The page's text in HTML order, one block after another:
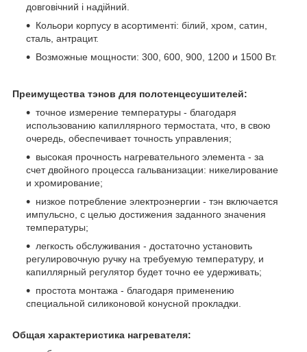
довговічний і надійний.
Кольори корпусу в асортименті: білий, хром, сатин,
сталь, антрацит.
Возможные мощности: 300, 600, 900, 1200 и 1500 Вт.
Преимущества тэнов для полотенцесушителей:
точное измерение температуры - благодаря
использованию капиллярного термостата, что, в свою
очередь, обеспечивает точность управления;
высокая прочность нагревательного элемента - за
счет двойного процесса гальванизации: никелирование
и хромирование;
низкое потребление электроэнергии - тэн включается
импульсно, с целью достижения заданного значения
температуры;
легкость обслуживания - достаточно установить
регулировочную ручку на требуемую температуру, и
капиллярный регулятор будет точно ее удерживать;
простота монтажа - благодаря применению
специальной силиконовой конусной прокладки.
Общая характеристика нагревателя: